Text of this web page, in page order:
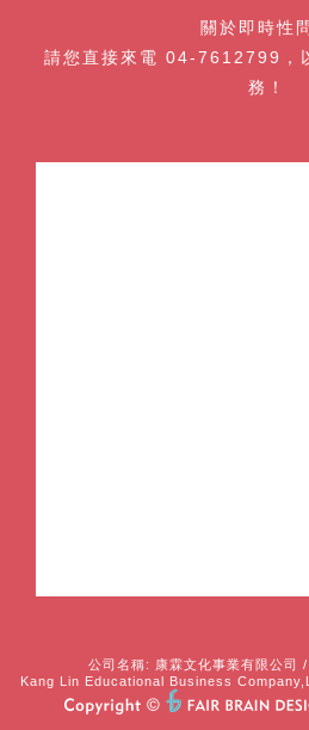
關於即時性
請您直接來電 04-7612799
務！
公司名稱: 康霖文化事業有限公司
Kang Lin Educational Business